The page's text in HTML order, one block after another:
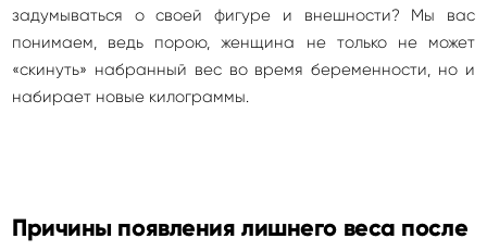
задумываться о своей фигуре и внешности? Мы вас
понимаем, ведь порою, женщина не только не может
«скинуть» набранный вес во время беременности, но и
набирает новые килограммы.
Причины появления лишнего веса после